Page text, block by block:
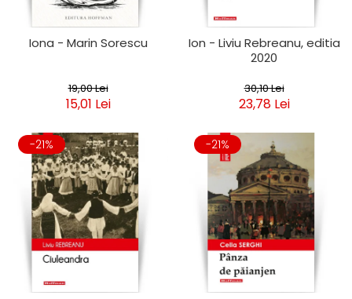
Iona - Marin Sorescu
19,00 Lei
15,01 Lei
Ion - Liviu Rebreanu, editia
2020
30,10 Lei
23,78 Lei
-21% -21%